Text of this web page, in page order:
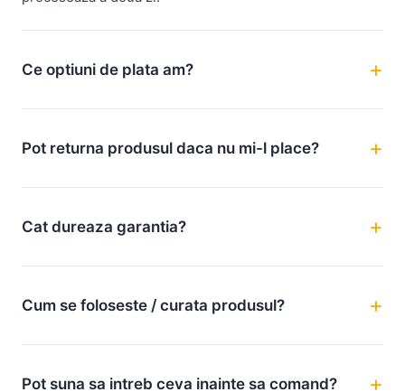
Ce optiuni de plata am?
Pot returna produsul daca nu mi-l place?
Cat dureaza garantia?
Cum se foloseste / curata produsul?
Pot suna sa intreb ceva inainte sa comand?